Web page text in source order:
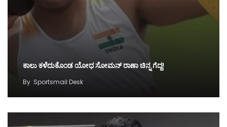
ಕಾಲು ಕಳೆದುಕೊಂಡ ಯೋಧ ಸೋಮನ್ ರಾಣಾ ಚಿನ್ನ ಗೆದ್ದ!
By Sportsmail Desk